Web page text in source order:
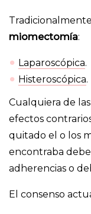
miomectomía:
Laparoscópica.
Histeroscópica.
Cualquiera de
efectos
quitado el o los
encontraba
adherencias o
El consenso